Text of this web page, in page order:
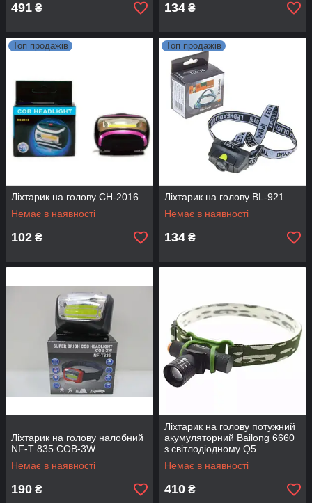
491 ₴ 134 ₴
Топ продажів
Ліхтарик на голову СН-2016
Немає в наявності
102 ₴
Топ продажів
Ліхтарик на голову BL-921
Немає в наявності
134 ₴
Ліхтарик на голову налобний
NF-T 835 COB-3W
Немає в наявності
190 ₴
Ліхтарик на голову потужний
акумуляторний Bailong 6660
з світлодіодному Q5
Немає в наявності
410 ₴